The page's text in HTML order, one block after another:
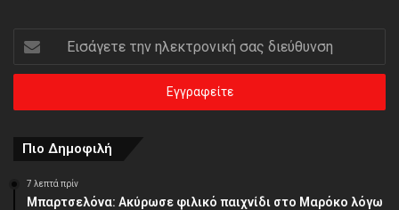
την
ηλεκτρονική
διεύθυνση
Πιο Δημοφιλή
7 λεπτά πρίν
Μπαρτσελόνα: Ακύρωσε φιλικό παιχνίδι στο Μαρόκο λόγω